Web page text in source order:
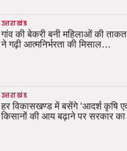
उत्तराखंड
गांव की बेकरी बनी महिलाओं की ताकत,
ने गढ़ी आत्मनिर्भरता की मिसाल…
उत्तराखंड
हर विकासखण्ड में बसेंगे ‘आदर्श कृषि एवं
किसानों की आय बढ़ाने पर सरकार